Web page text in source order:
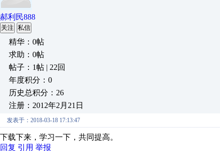
郝利民888
关注 私信
精华：0帖
求助：0帖
帖子：1帖 | 22回
年度积分：0
历史总积分：26
注册：2012年2月21日
发表于：2018-03-18 17:13:47
下载下来，学习一下，共同提高。
回复 引用 举报